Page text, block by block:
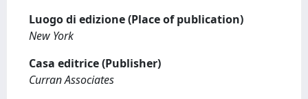
Luogo di edizione (Place of publication)
New York
Casa editrice (Publisher)
Curran Associates